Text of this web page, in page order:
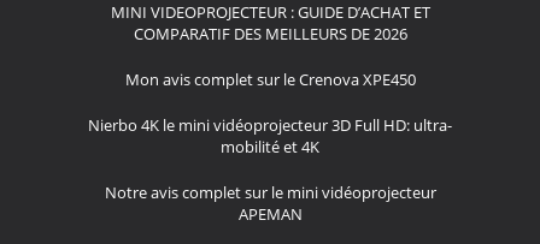
MINI VIDEOPROJECTEUR : GUIDE D’ACHAT ET
COMPARATIF DES MEILLEURS DE 2026
Mon avis complet sur le Crenova XPE450
Nierbo 4K le mini vidéoprojecteur 3D Full HD: ultra-
mobilité et 4K
Notre avis complet sur le mini vidéoprojecteur
APEMAN